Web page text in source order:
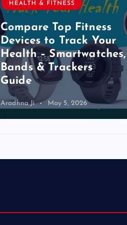
HEALTH & FITNESS
Compare Top Fitness
Devices to Track Your
Health – Smartwatches,
Bands & Trackers
Guide
Aradhna Ji May 5, 2026